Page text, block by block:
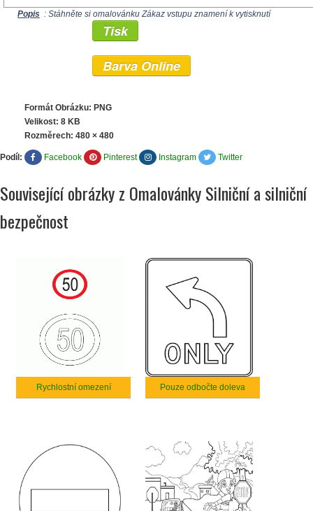
Popis : Stáhněte si omalovánku Zákaz vstupu znamení k vytisknutí
Tisk
Barva Online
Formát Obrázku: PNG
Velikost: 8 KB
Rozměrech: 480 × 480
Podíl: Facebook Pinterest Instagram Twitter
Související obrázky z Omalovánky Silniční a silniční
bezpečnost
Rychlostní omezení Pouze odbočte doleva